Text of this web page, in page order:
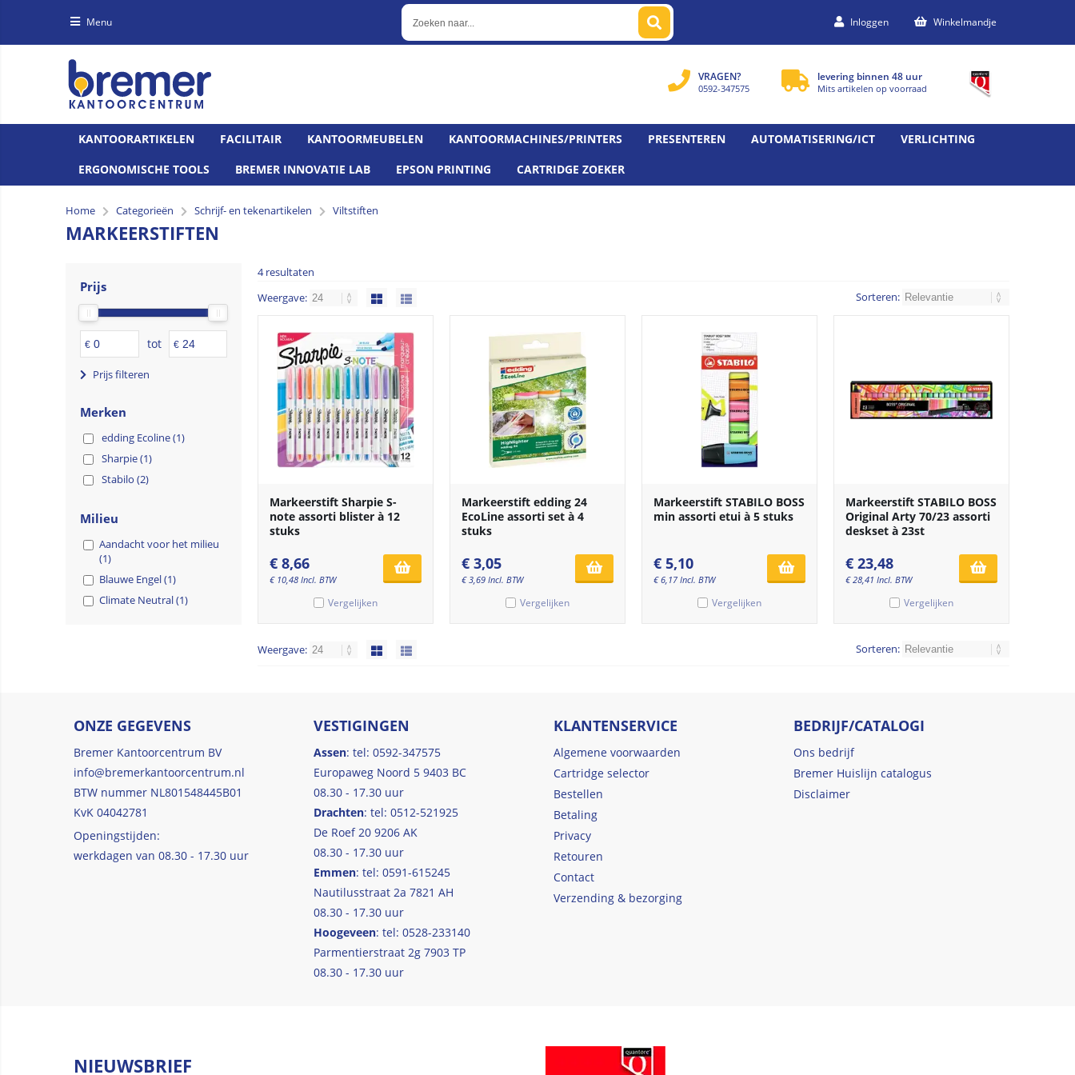
Menu Inloggen Winkelmandje
levering binnen 48 uur
Mits artikelen op voorraad
VRAGEN?
0592-347575
KANTOORARTIKELEN FACILITAIR KANTOORMEUBELEN KANTOORMACHINES/PRINTERS PRESENTEREN AUTOMATISERING/ICT
VERLICHTING
ERGONOMISCHE TOOLS
BREMER INNOVATIE LAB EPSON PRINTING CARTRIDGE ZOEKER
Home Categorieën Schrijf- en tekenartikelen Viltstiften
MARKEERSTIFTEN
Prijs
€ tot €
Prijs filteren
Merken
edding Ecoline (1)
Sharpie (1)
Stabilo (2)
Milieu
Aandacht voor het milieu
(1)
Blauwe Engel (1)
Climate Neutral (1)
4 resultaten
Weergave:
Sorteren:
Markeerstift Sharpie S-
note assorti blister à 12
stuks
€ 8,66
€ 10,48 Incl. BTW
Vergelijken
Markeerstift edding 24
EcoLine assorti set à 4
stuks
€ 3,05
€3,69 Incl. BTW
Vergelijken
Markeerstift STABILO BOSS
min assorti etui à 5 stuks
€ 5,10
€6,17 Incl. BTW
Vergelijken
Markeerstift STABILO BOSS
Original Arty 70/23 assorti
deskset à 23st
€ 23,48
€28,41 Incl. BTW
Vergelijken
Weergave: Sorteren:
ONZE GEGEVENS
Bremer Kantoorcentrum BV
info@bremerkantoorcentrum.nl
BTW nummer NL801548445B01
KvK 04042781
Openingstijden:
werkdagen van 08.30 - 17.30 uur
VESTIGINGEN
Assen: tel: 0592-347575
Europaweg Noord 5 9403 BC
08.30 - 17.30 uur
Drachten: tel: 0512-521925
De Roef 20 9206 AK
08.30 - 17.30 uur
Emmen: tel: 0591-615245
Nautilusstraat 2a 7821 AH
08.30 - 17.30 uur
Hoogeveen: tel: 0528-233140
Parmentierstraat 2g 7903 TP
08.30 - 17.30 uur
KLANTENSERVICE
Algemene voorwaarden
Cartridge selector
Bestellen
Betaling
Privacy
Retouren
Contact
Verzending & bezorging
BEDRIJF/CATALOGI
Ons bedrijf
Bremer Huislijn catalogus
Disclaimer
NIEUWSBRIEF